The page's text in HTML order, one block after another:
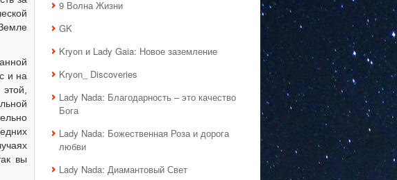
и на
вы
9 Волна Жизни
GK
Kryon и Lady Gaia: Новое заземление
Kryon_ Discoveries
Lady Nada: Благодарность – это качество
Бога
Lady Nada: Божественная Роза и дорога
любви
Lady Nada: Диамантовый Свет